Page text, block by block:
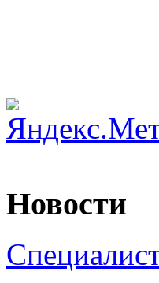
Новости